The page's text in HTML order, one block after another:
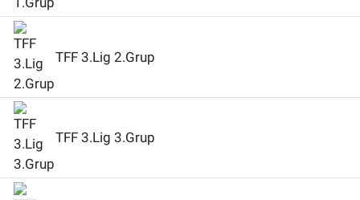
TFF 3.Lig 2.Grup
TFF 3.Lig 3.Grup